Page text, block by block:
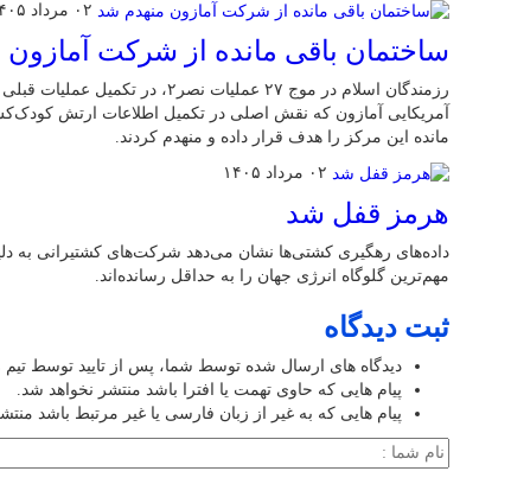
۰۲ مرداد ۱۴۰۵
ساختمان باقی مانده از شرکت
رزمندگان اسلام در موج ۲۷ عملیات
آمریکایی آمازون که نقش اصلی در تکمیل اطلاعات ارتش
مانده این مرکز را هدف قرار داده و منهدم کردند.
۰۲ مرداد ۱۴۰۵
هرمز قفل شد
داده‌های رهگیری کشتی‌ها نشان می‌دهد شرکت‌های کشتیرانی به
مهم‌ترین گلوگاه انرژی جهان را به حداقل رسانده‌اند.
ثبت دیدگاه
دیدگاه های ارسال شده توسط شما، پس از تایید توسط
پیام هایی که حاوی تهمت یا افترا باشد منتشر نخواهد شد.
پیام هایی که به غیر از زبان فارسی یا غیر مرتبط باشد